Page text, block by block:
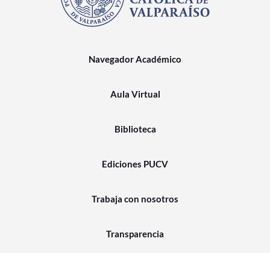
Navegador Académico
Aula Virtual
Biblioteca
Ediciones PUCV
Trabaja con nosotros
Transparencia